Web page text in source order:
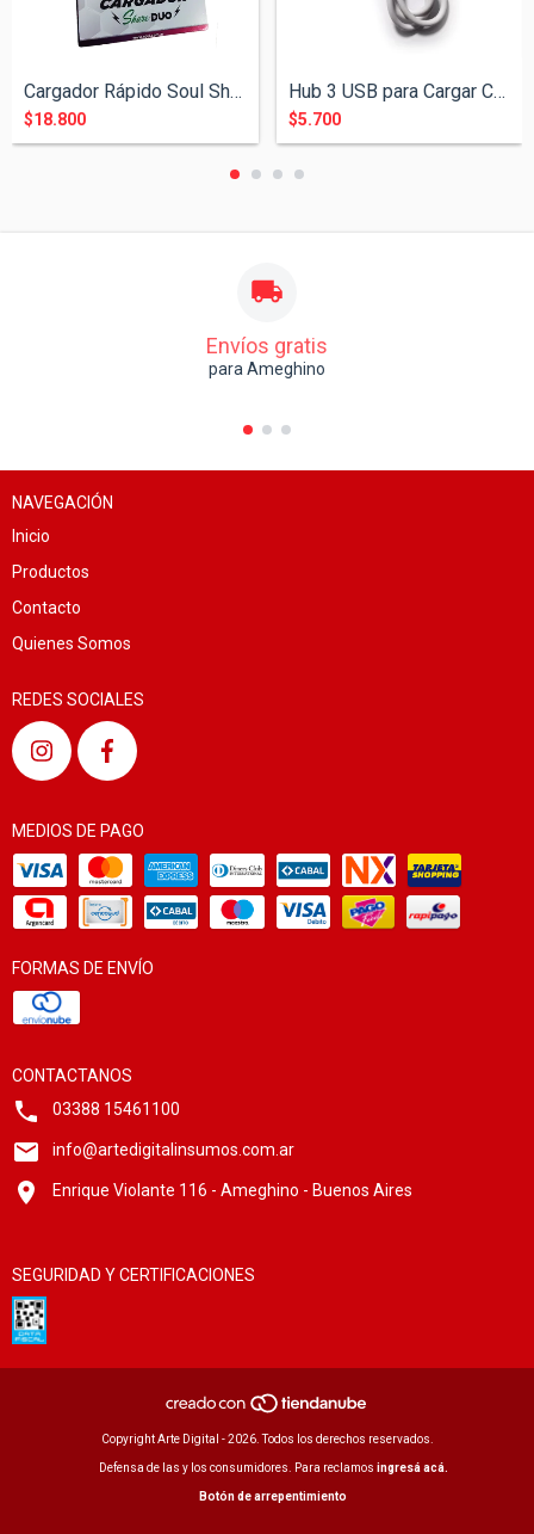
Cargador Rápido Soul Share Duo 2.4A Ligh...
$18.800
Hub 3 USB para Cargar Celulares 2.0
$5.700
Envíos gratis
para Ameghino
NAVEGACIÓN
Inicio
Productos
Contacto
Quienes Somos
REDES SOCIALES
MEDIOS DE PAGO
FORMAS DE ENVÍO
CONTACTANOS
03388 15461100
info@artedigitalinsumos.com.ar
Enrique Violante 116 - Ameghino - Buenos Aires
SEGURIDAD Y CERTIFICACIONES
Copyright Arte Digital - 2026. Todos los derechos reservados.
Defensa de las y los consumidores. Para reclamos ingresá acá.
Botón de arrepentimiento